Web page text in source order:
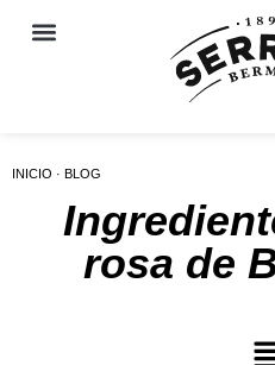
INICIO · BLOG
rosa de